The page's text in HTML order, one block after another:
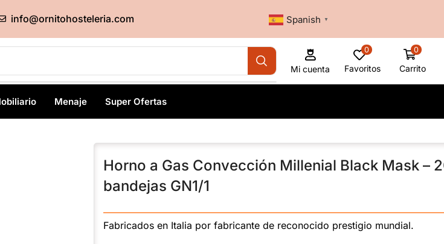
info@ornitohosteleria.com Spanish ▼
Mi cuenta
0
Favoritos
0
Carrito
Menaje Super Ofertas
Horno a Gas Convección Millenial Black Mask –
bandejas GN1/1
Fabricados en Italia por fabricante de reconocido prestigio mundial.